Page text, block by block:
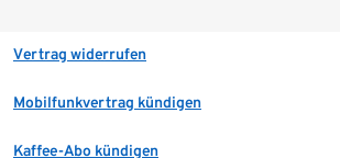
Vertrag widerrufen
Mobilfunkvertrag kündigen
Kaffee-Abo kündigen